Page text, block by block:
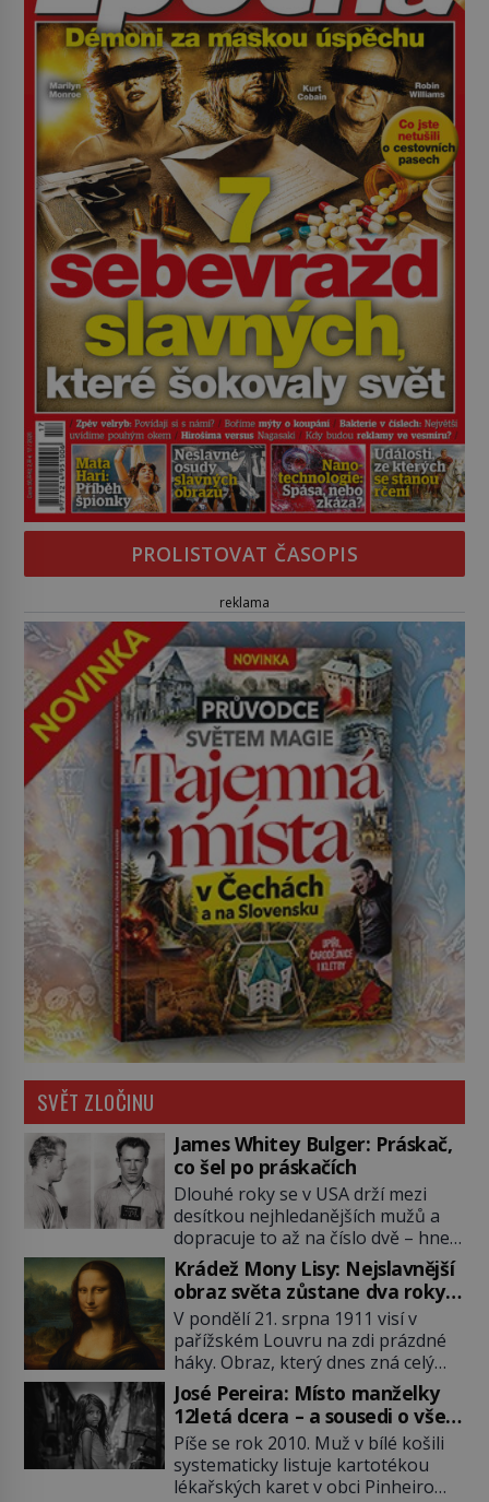
PROLISTOVAT ČASOPIS
reklama
SVĚT ZLOČINU
James Whitey Bulger: Práskač,
co šel po práskačích
Dlouhé roky se v USA drží mezi
desítkou nejhledanějších mužů a
dopracuje to až na číslo dvě – hned
po Usámovi bin Ládinovi (1957–
2011). To je James „Whitey“ Bulger
(1929–2018) viněný ze spoluúčasti
na 19 vraždách, vydírání a lichvy. A
samozřejmě, krom toho je ještě
drogový dealer, který neváhá
odstranit z cesty všechny práskače,
zatímco […]
Krádež Mony Lisy: Nejslavnější
obraz světa zůstane dva roky
nezvěstný
V pondělí 21. srpna 1911 visí v
pařížském Louvru na zdi prázdné
háky. Obraz, který dnes zná celý
svět, je pryč. Zpočátku si nikdo
nemyslí, že jde o krádež.
Zaměstnanci jsou přesvědčeni, že
Mona Lisa je jen v restaurátorské
dílně nebo u fotografa. Když se
ukáže pravda, propukne jeden z
José Pereira: Místo manželky
12letá dcera – a sousedi o všem
vědí!
Píše se rok 2010. Muž v bílé košili
systematicky listuje kartotékou
lékařských karet v obci Pinheiro